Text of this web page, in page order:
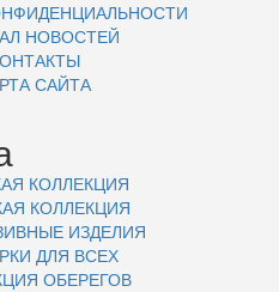
НОВОСТЕЙ
САЙТА
КОЛЛЕКЦИЯ
КОЛЛЕКЦИЯ
ИЗДЕЛИЯ
ДЛЯ ВСЕХ
ОБЕРЕГОВ